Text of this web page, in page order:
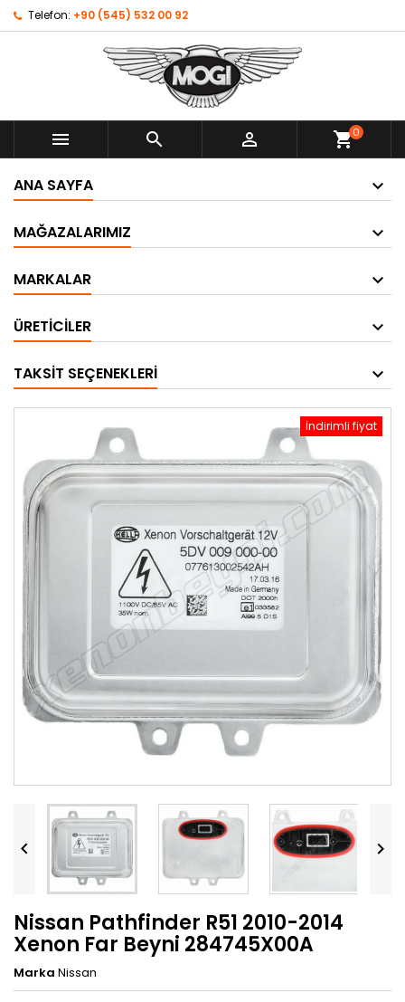
Telefon: +90 (545) 532 00 92
   shopping_cart0
ANA SAYFA
MAĞAZALARIMIZ
MARKALAR
ÜRETICILER
TAKSIT SEÇENEKLERI
İndirimli fiyat
 
Nissan Pathfinder R51 2010-2014
Xenon Far Beyni 284745X00A
Marka Nissan